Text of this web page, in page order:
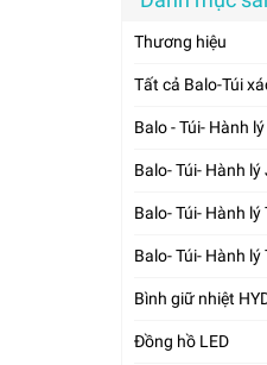
Thương hiệu
Tất cả Balo-Túi
Balo - Túi- Hành
Balo- Túi- Hành lý
Balo- Túi- Hành lý
Balo- Túi- Hành lý
Bình giữ nhiệt
Đồng hồ LED